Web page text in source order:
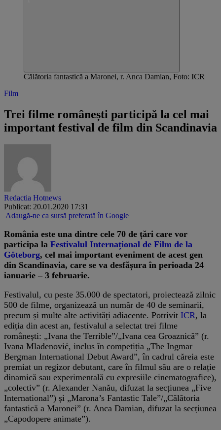
Călătoria fantastică a Maronei, r. Anca Damian, Foto: ICR
Film
Trei filme românești participă la cel mai
important festival de film din Scandinavia
Redactia Hotnews
Publicat: 20.01.2020 17:31
Adaugă-ne ca sursă preferată în Google
România este una dintre cele 70 de țări care vor
participa la Festivalul Internațional de Film de la
Göteborg, cel mai important eveniment de acest gen
din Scandinavia, care se va desfășura în perioada 24
ianuarie – 3 februarie.
Festivalul, cu peste 35.000 de spectatori, proiectează zilnic
500 de filme, organizează un număr de 40 de seminarii,
precum și multe alte activități adiacente. Potrivit ICR, la
ediția din acest an, festivalul a selectat trei filme
românești: „Ivana the Terrible”/„Ivana cea Groaznică” (r.
Ivana Mladenović, inclus în competiția „The Ingmar
Bergman International Debut Award”, în cadrul căreia este
premiat un regizor debutant, care în filmul său are o relație
dinamică sau experimentală cu expresiile cinematografice),
„colectiv” (r. Alexander Nanău, difuzat la secțiunea „Five
International”) și „Marona’s Fantastic Tale”/„Călătoria
fantastică a Maronei” (r. Anca Damian, difuzat la secțiunea
„Capodopere animate”).